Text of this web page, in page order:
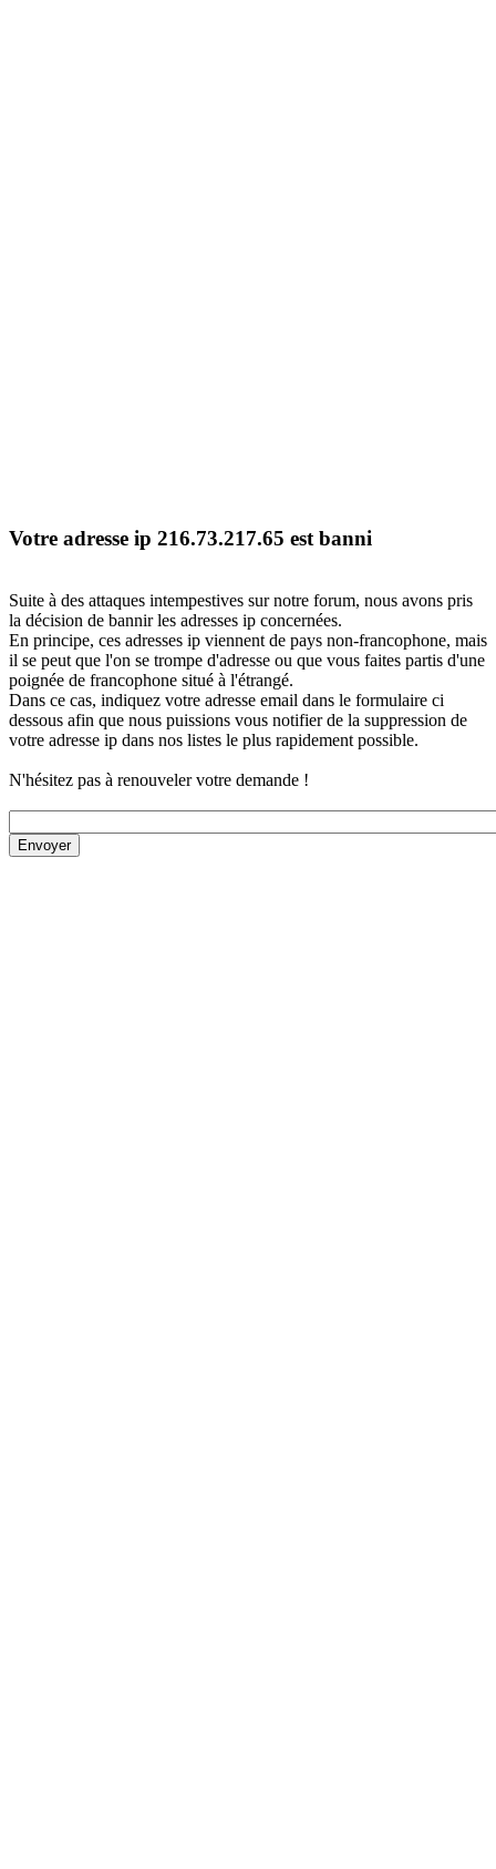
Votre adresse ip 216.73.217.65 est banni
Suite à des attaques intempestives sur notre forum, nous avons pris
la décision de bannir les adresses ip concernées.
En principe, ces adresses ip viennent de pays non-francophone, mais
il se peut que l'on se trompe d'adresse ou que vous faites partis d'une
poignée de francophone situé à l'étrangé.
Dans ce cas, indiquez votre adresse email dans le formulaire ci
dessous afin que nous puissions vous notifier de la suppression de
votre adresse ip dans nos listes le plus rapidement possible.
N'hésitez pas à renouveler votre demande !